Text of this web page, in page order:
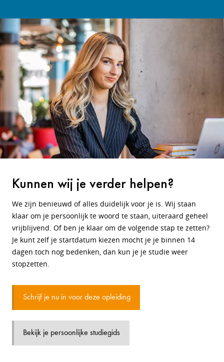
Kunnen wij je verder helpen?
We zijn benieuwd of alles duidelijk voor je is. Wij staan
klaar om je persoonlijk te woord te staan, uiteraard geheel
vrijblijvend. Of ben je klaar om de volgende stap te zetten?
Je kunt zelf je startdatum kiezen mocht je je binnen 14
dagen toch nog bedenken, dan kun je je studie weer
stopzetten.
Schrijf je nu in voor deze opleiding
Bekijk je persoonlijke studiegids